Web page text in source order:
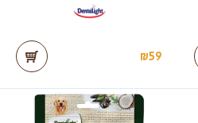
₪59